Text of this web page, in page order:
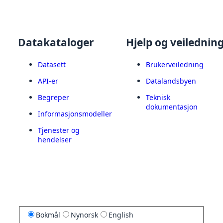
Datakataloger
Datasett
API-er
Begreper
Informasjonsmodeller
Tjenester og
hendelser
Hjelp og
Brukerveiledning
Datalandsbyen
Teknisk
dokumentasjon
Bokmål Nynorsk English